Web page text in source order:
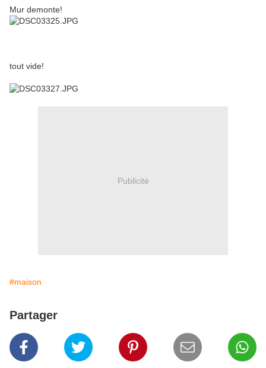
Mur demonte!
tout vide!
Publicité
#maison
Partager